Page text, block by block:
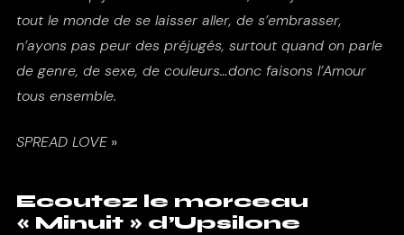
tout le monde de se laisser aller, de s’embrasser,
n’ayons pas peur des préjugés, surtout quand on parle
de genre, de sexe, de couleurs…donc faisons l’Amour
tous ensemble.
SPREAD LOVE»
Ecoutez le morceau
« Minuit » d’Upsilone